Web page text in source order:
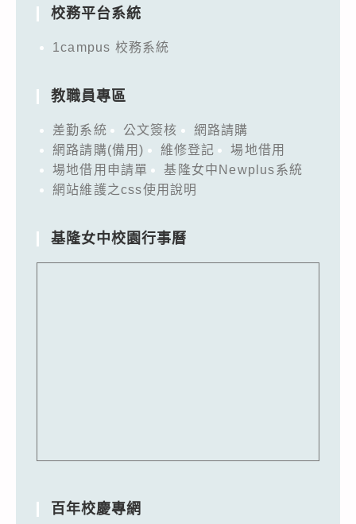
校務平台系統
1campus 校務系統
教職員專區
差勤系統 公文簽核
網路請購
網路請購(備用)
維修登記
場地借用
場地借用申請單
基隆女中Newplus系統
網站維護之css使用說明
基隆女中校園行事曆
百年校慶專網